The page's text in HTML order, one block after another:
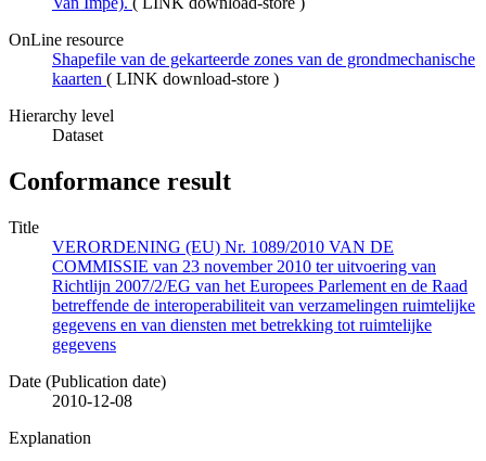
OnLine resource
Shapefile van de gekarteerde zones van de grondmechanische
kaarten ( LINK download-store )
Hierarchy level
Dataset
Conformance result
Title
VERORDENING (EU) Nr. 1089/2010 VAN DE
COMMISSIE van 23 november 2010 ter uitvoering van
Richtlijn 2007/2/EG van het Europees Parlement en de Raad
betreffende de interoperabiliteit van verzamelingen ruimtelijke
gegevens en van diensten met betrekking tot ruimtelijke
gegevens
Date (Publication date)
2010-12-08
Explanation